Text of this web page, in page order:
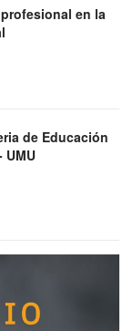
en la
de Educación
UMU